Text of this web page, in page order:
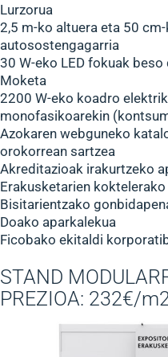
Lurzorua
2,5 m-ko altuera eta 50
autosostengagarria
30 W-eko LED fokuak
Moketa
2200 W-eko koadro
monofasikoarekin
Azokaren webguneko
orokorrean sartzea
Akreditazioak irakurtzeko
Erakusketarien
Bisitarientzako
Doako aparkalekua
Ficobako ekitaldi
STAND
PREZIOA: 232€/